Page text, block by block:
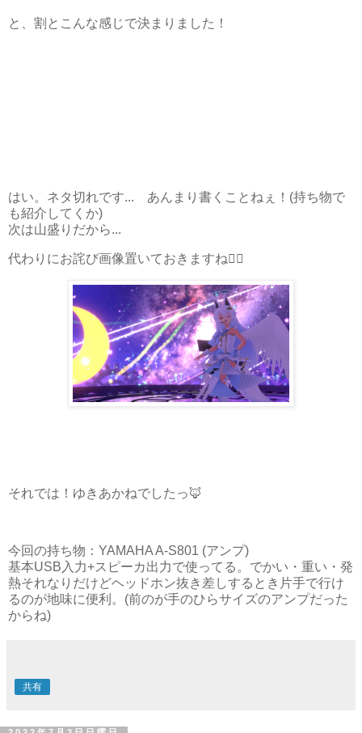
と、割とこんな感じで決まりました！
はい。ネタ切れです... あんまり書くことねぇ！(持ち物で
も紹介してくか)
次は山盛りだから...
代わりにお詫び画像置いておきますね🙇‍♀️
それでは！ゆきあかねでしたっ🦊
今回の持ち物：YAMAHA A-S801 (アンプ)
基本USB入力+スピーカ出力で使ってる。でかい・重い・発
熱それなりだけどヘッドホン抜き差しするとき片手で行け
るのが地味に便利。(前のが手のひらサイズのアンプだった
からね)
共有